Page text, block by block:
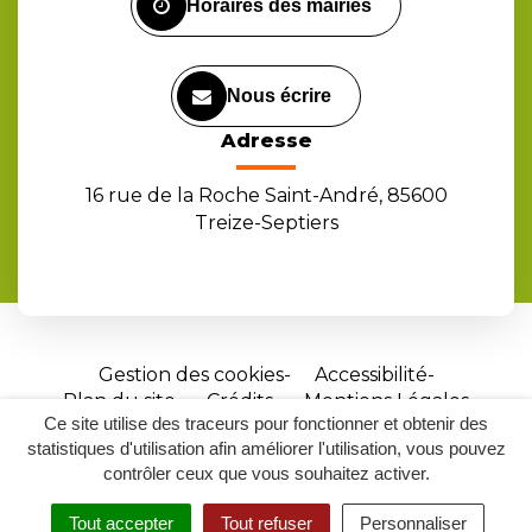
Ce site utilise des traceurs pour fonctionner et obtenir des
statistiques d'utilisation afin améliorer l'utilisation, vous pouvez
contrôler ceux que vous souhaitez activer.
Tout accepter Tout refuser Personnaliser
Horaires des mairies
Nous écrire
Adresse
16 rue de la Roche Saint-André, 85600
Treize-Septiers
Gestion des cookies
Accessibilité
Plan du site
Crédits
Mentions Légales
Site
réalisé
par
Inovagora